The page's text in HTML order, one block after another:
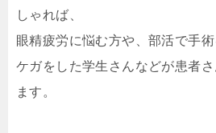
しゃれば、
眼精疲労に悩む方や、部活で手
ケガをした学生さんなどが患者
ます。